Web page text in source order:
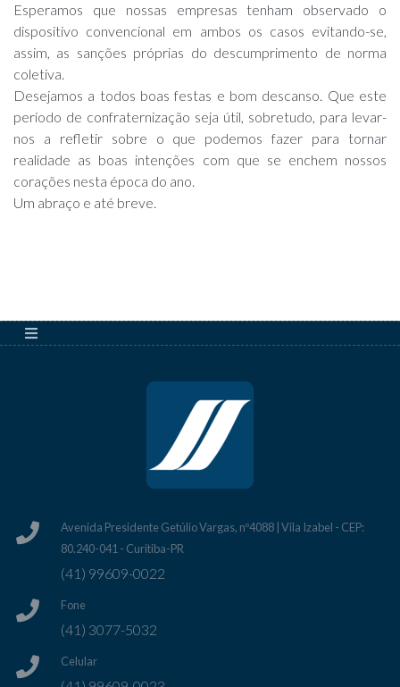
Esperamos que nossas empresas tenham observado o
dispositivo convencional em ambos os casos evitando-se,
assim, as sanções próprias do descumprimento de norma
coletiva.
Desejamos a todos boas festas e bom descanso. Que este
período de confraternização seja útil, sobretudo, para levar-
nos a refletir sobre o que podemos fazer para tornar
realidade as boas intenções com que se enchem nossos
corações nesta época do ano.
Um abraço e até breve.
Avenida Presidente Getúlio Vargas, nº4088 | Vila Izabel - CEP:
80.240-041 - Curitiba-PR
(41) 99609-0022
Fone
(41) 3077-5032
Celular